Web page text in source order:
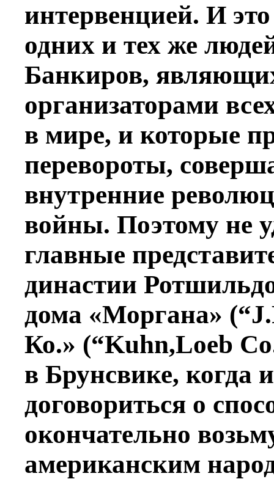
интервенцией. И
одних и тех же
Банкиров,
организаторами
в мире, и которые
перевороты,
внутренние
войны. Поэтому не
главные
династии
дома «Моргана»
Ко.» (“Kuhn,Loeb
в Брунсвике, когда
договориться о
окончательно
американским